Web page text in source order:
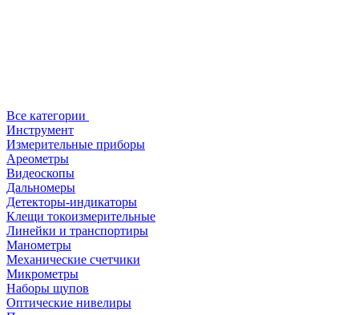
Все категории
Инструмент
Измерительные приборы
Ареометры
Видеоскопы
Дальномеры
Детекторы-индикаторы
Клещи токоизмерительные
Линейки и транспортиры
Манометры
Механические счетчики
Микрометры
Наборы щупов
Оптические нивелиры